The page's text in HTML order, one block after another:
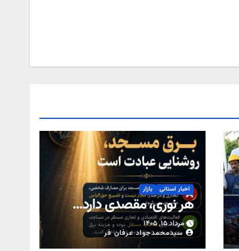
اخبار استانی بازار
هر نوری، مقصدی دارد…
مرداد ۱۵, ۱۴۰۵
سیدمحمدجواد عرفان فر